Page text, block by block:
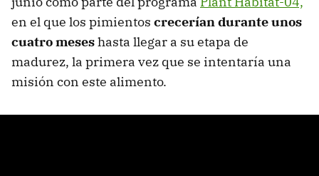
en el que los pimientos crecerían durante unos
cuatro meseshasta llegar a su etapa de
madurez, la primera vez que se intentaría una
misión con este alimento.